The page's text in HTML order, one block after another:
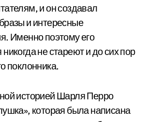
и он создавал
и интересные
Именно поэтому его
не стареют и до сих пор
поклонника.
историей Шарля Перро
которая была написана